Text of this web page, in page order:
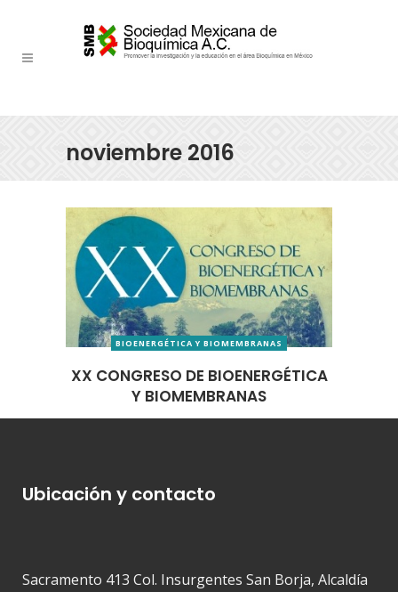
noviembre 2016
BIOENERGÉTICA Y BIOMEMBRANAS
XX CONGRESO DE BIOENERGÉTICA
Y BIOMEMBRANAS
Ubicación y contacto
Sacramento 413 Col. Insurgentes San Borja, Alcaldía